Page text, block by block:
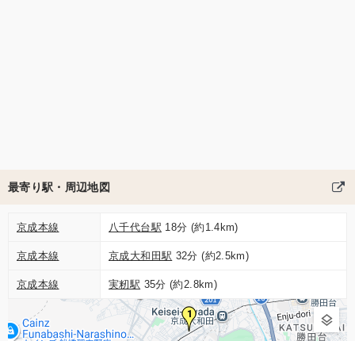
最寄り駅・周辺地図
京成本線 八千代台駅 18分 (約1.4km)
京成本線 京成大和田駅 32分 (約2.5km)
京成本線 実籾駅 35分 (約2.8km)
1